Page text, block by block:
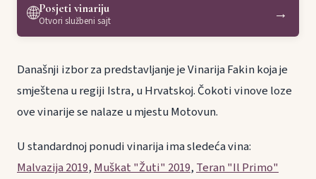
🌐Posjeti vinariju
Otvori službeni sajt →
Današnji izbor za predstavljanje je Vinarija Fakin koja je
smještena u regiji Istra, u Hrvatskoj. Čokoti vinove loze
ove vinarije se nalaze u mjestu Motovun.
U standardnoj ponudi vinarija ima sledeća vina:
Malvazija 2019,Muškat "Žuti" 2019,Teran "Il Primo"